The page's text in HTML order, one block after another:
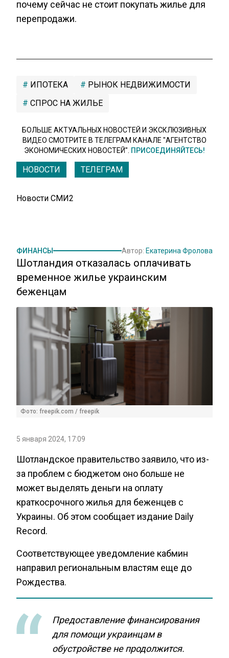
почему сейчас не стоит покупать жилье для
перепродажи.
ИПОТЕКА
РЫНОК НЕДВИЖИМОСТИ
СПРОС НА ЖИЛЬЕ
БОЛЬШЕ АКТУАЛЬНЫХ НОВОСТЕЙ И ЭКСКЛЮЗИВНЫХ
ВИДЕО СМОТРИТЕ В ТЕЛЕГРАМ КАНАЛЕ "АГЕНТСТВО
ЭКОНОМИЧЕСКИХ НОВОСТЕЙ". ПРИСОЕДИНЯЙТЕСЬ!
НОВОСТИ ТЕЛЕГРАМ
Новости СМИ2
ФИНАНСЫ Автор: Екатерина Фролова
Шотландия отказалась оплачивать
временное жилье украинским
беженцам
Фото: freepik.com / freepik
5 января 2024, 17:09
Шотландское правительство заявило, что из-
за проблем с бюджетом оно больше не
может выделять деньги на оплату
краткосрочного жилья для беженцев с
Украины. Об этом сообщает издание Daily
Record.
Соответствующее уведомление кабмин
направил региональным властям еще до
Рождества.
Предоставление финансирования
для помощи украинцам в
обустройстве не продолжится.